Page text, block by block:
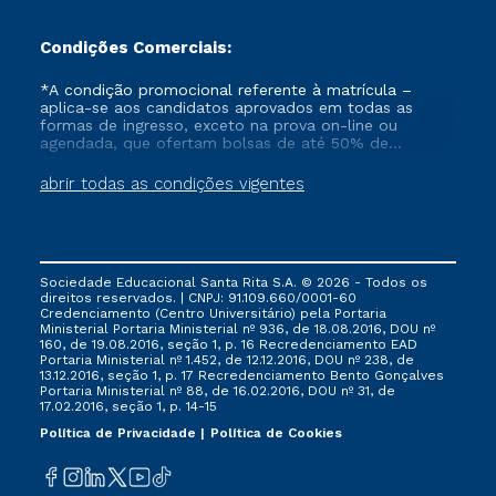
Condições Comerciais:
abrir todas as condições vigentes
*A condição promocional referente à matrícula –
aplica-se aos candidatos aprovados em todas as
formas de ingresso, exceto na prova on-line ou
agendada, que ofertam bolsas de até 50% de
que ainda não tenham efetivado e/ou não tenham
cancelado ou trancado sua matrícula em uma das
FIES, Prouni e outros programas governamentais, e
não se acumula com nenhuma outra campanha
ofertada pela Instituição.
Sociedade Educacional Santa Rita S.A. © 2026 - Todos os
direitos reservados. | CNPJ: 91.109.660/0001-60
Credenciamento (Centro Universitário) pela Portaria
Ministerial Portaria Ministerial nº 936, de 18.08.2016, DOU nº
160, de 19.08.2016, seção 1, p. 16 Recredenciamento EAD
Portaria Ministerial nº 1.452, de 12.12.2016, DOU nº 238, de
13.12.2016, seção 1, p. 17 Recredenciamento Bento Gonçalves
Portaria Ministerial nº 88, de 16.02.2016, DOU nº 31, de
17.02.2016, seção 1, p. 14-15
Política de Privacidade
Política de Cookies